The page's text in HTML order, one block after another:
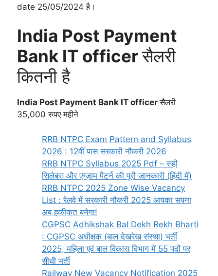
date 25/05/2024 है।
India Post Payment
Bank IT officerसैलरी
कितनी है
India Post Payment Bank IT officerसैलरी
35,000 रुपए महीने
RRB NTPC Exam Pattern and Syllabus
2026 : 12वीं पास सरकारी नौकरी 2026
RRB NTPC Syllabus 2025 Pdf – सही
सिलेबस और एग्ज़ाम पैटर्न की पूरी जानकारी (हिंदी में)
RRB NTPC 2025 Zone Wise Vacancy
List : रेलवे में सरकारी नौकरी 2025 आपका सपना
अब हकीकत बनेगा!
CGPSC Adhikshak Bal Dekh Rekh Bharti
: CGPSC अधीक्षक (बाल देखरेख संस्था) भर्ती
2025, महिला एवं बाल विकास विभाग में 55 पदों पर
सीधी भर्ती
Railway New Vacancy Notification 2025